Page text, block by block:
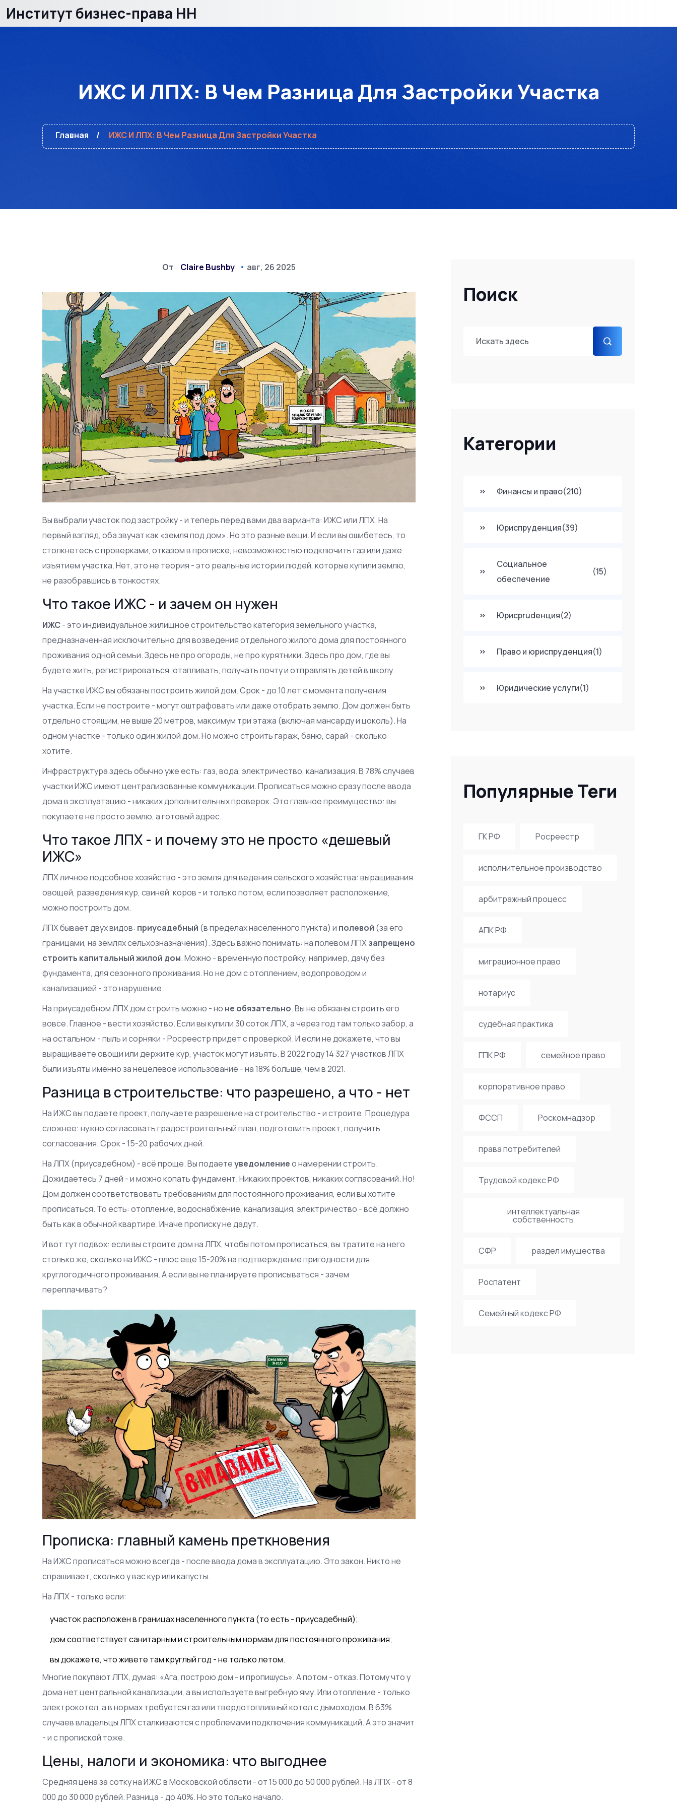
Институт бизнес-права НН
ИЖС И ЛПХ: В Чем Разница Для Застройки Участка
Главная ИЖС И ЛПХ: В Чем Разница Для Застройки Участка
Поиск
Категории
Финансы и право(210)
Юриспруденция(39)
Социальное
обеспечение
(15)
Юрисprudенция(2)
Право и юриспруденция(1)
Юридические услуги(1)
Популярные Теги
ГК РФ Росреестр
исполнительное производство
арбитражный процесс
АПК РФ
миграционное право
нотариус
судебная практика
ГПК РФ семейное право
корпоративное право
ФССП Роскомнадзор
права потребителей
Трудовой кодекс РФ
интеллектуальная
собственность
СФР раздел имущества
Роспатент
Семейный кодекс РФ
От Claire Bushby авг, 26 2025
Вы выбрали участок под застройку - и теперь перед вами два варианта: ИЖС или ЛПХ. На
первый взгляд, оба звучат как «земля под дом». Но это разные вещи. И если вы ошибетесь, то
столкнетесь с проверками, отказом в прописке, невозможностью подключить газ или даже
изъятием участка. Нет, это не теория - это реальные истории людей, которые купили землю,
не разобравшись в тонкостях.
Что такое ИЖС - и зачем он нужен
ИЖС- этоиндивидуальное жилищное строительствокатегория земельного участка,
предназначенная исключительно для возведения отдельного жилого дома для постоянного
проживания одной семьи. Здесь не про огороды, не про курятники. Здесь про дом, где вы
будете жить, регистрироваться, отапливать, получать почту и отправлять детей в школу.
На участке ИЖС вы обязаны построить жилой дом. Срок - до 10 лет с момента получения
участка. Если не построите - могут оштрафовать или даже отобрать землю. Дом должен быть
отдельно стоящим, не выше 20 метров, максимум три этажа (включая мансарду и цоколь). На
одном участке - только один жилой дом. Но можно строить гараж, баню, сарай - сколько
хотите.
Инфраструктура здесь обычно уже есть: газ, вода, электричество, канализация. В 78% случаев
участки ИЖС имеют централизованные коммуникации. Прописаться можно сразу после ввода
дома в эксплуатацию - никаких дополнительных проверок. Это главное преимущество: вы
покупаете не просто землю, а готовый адрес.
Что такое ЛПХ - и почему это не просто «дешевый
ИЖС»
ЛПХличное подсобное хозяйство - это земля для ведения сельского хозяйства: выращивания
овощей, разведения кур, свиней, коров - и только потом, если позволяет расположение,
можно построить дом.
ЛПХ бывает двух видов: приусадебный (в пределах населенного пункта) и полевой (за его
границами, на землях сельхозназначения). Здесь важно понимать: на полевом ЛПХзапрещено
строить капитальный жилой дом. Можно - временную постройку, например, дачу без
фундамента, для сезонного проживания. Но не дом с отоплением, водопроводом и
канализацией - это нарушение.
На приусадебном ЛПХ дом строить можно - но не обязательно. Вы не обязаны строить его
вовсе. Главное - вести хозяйство. Если вы купили 30 соток ЛПХ, а через год там только забор, а
на остальном - пыль и сорняки - Росреестр придет с проверкой. И если не докажете, что вы
выращиваете овощи или держите кур, участок могут изъять. В 2022 году 14 327 участков ЛПХ
были изъяты именно за нецелевое использование - на 18% больше, чем в 2021.
Разница в строительстве: что разрешено, а что - нет
На ИЖС вы подаете проект, получаете разрешение на строительство - и строите. Процедура
сложнее: нужно согласовать градостроительный план, подготовить проект, получить
согласования. Срок - 15-20 рабочих дней.
На ЛПХ (приусадебном) - всё проще. Вы подаетеуведомлениео намерении строить.
Дожидаетесь 7 дней - и можно копать фундамент. Никаких проектов, никаких согласований. Но!
Дом должен соответствовать требованиям для постоянного проживания, если вы хотите
прописаться. То есть: отопление, водоснабжение, канализация, электричество - всё должно
быть как в обычной квартире. Иначе прописку не дадут.
И вот тут подвох: если вы строите дом на ЛПХ, чтобы потом прописаться, вы тратите на него
столько же, сколько на ИЖС - плюс еще 15-20% на подтверждение пригодности для
круглогодичного проживания. А если вы не планируете прописываться - зачем
переплачивать?
Прописка: главный камень преткновения
На ИЖС прописаться можно всегда - после ввода дома в эксплуатацию. Это закон. Никто не
спрашивает, сколько у вас кур или капусты.
На ЛПХ - только если:
участок расположен в границах населенного пункта (то есть - приусадебный);
дом соответствует санитарным и строительным нормам для постоянного проживания;
вы докажете, что живете там круглый год - не только летом.
Многие покупают ЛПХ, думая: «Ага, построю дом - и пропишусь». А потом - отказ. Потому что у
дома нет центральной канализации, а вы используете выгребную яму. Или отопление - только
электрокотел, а в нормах требуется газ или твердотопливный котел с дымоходом. В 63%
случаев владельцы ЛПХ сталкиваются с проблемами подключения коммуникаций. А это значит
- и с пропиской тоже.
Цены, налоги и экономика: что выгоднее
Средняя цена за сотку на ИЖС в Московской области - от 15 000 до 50 000 рублей. На ЛПХ - от 8
000 до 30 000 рублей. Разница - до 40%. Но это только начало.